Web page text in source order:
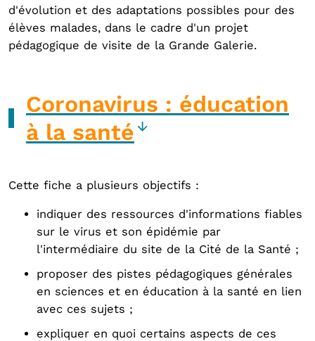
d'évolution et des adaptations possibles pour des
élèves malades, dans le cadre d'un projet
pédagogique de visite de la Grande Galerie.
Coronavirus : éducation
à la santé
Cette fiche a plusieurs objectifs :
indiquer des ressources d'informations fiables
sur le virus et son épidémie par
l'intermédiaire du site de la Cité de la Santé ;
proposer des pistes pédagogiques générales
en sciences et en éducation à la santé en lien
avec ces sujets ;
expliquer en quoi certains aspects de ces